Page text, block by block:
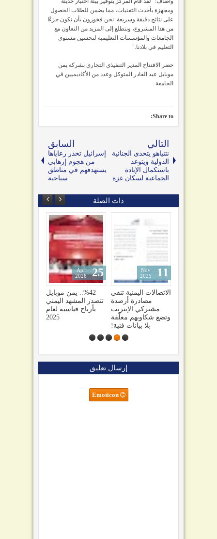
ومجهزة بأحدث التقنيات، مما يضمن للطلاب الحصول
على نتائج دقيقة وسريعة. نحن فخورون بأن نكون جزءًا
من هذا المشروع، ونتطلع إلى المزيد من التعاون مع
الجامعات والمؤسسات التعليمية لتحسين مستوى
التعليم في بلادنا."
حضر الافتتاح المدير التنفيذي التجاري بشركة يمن
موبايل عبد القادر المتوكل وعدد من الأكاديميين في
الجامعة .
Share to:
التالي
نتنياهو يتحدى الجنائية
الدولية ويتوعد
باستكمال الإبادة
الجماعية لسكان غزة
السابق
إسرائيل تحذر رعاياها
من هجوم إرهابي
يستهدفهم في مناطق
سياحية
دات الصلة
%42.. يمن موبايل
تتصدر المشهد اليمني
بأرباح قياسية لعام
25
Apr
2026
الاتصالات اليمنية تنفي
مصادرة أرصدة
مشتركي الإنترنت
وتضع شكاويهم معلّقة
بلا بيانات فنية!
11
توسّع شكاوى
مشتركي خدمة يمن
4G التابعة لمؤسسة
الإتصالات!
إرسال تعليق
Emoticon